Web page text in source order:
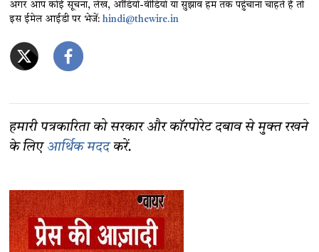
अगर आप कोई सूचना, लेख, ऑडियो-वीडियो या सुझाव हम तक पहुंचाना चाहते हैं तो
इस ईमेल आईडी पर भेजें:hindi@thewire.in
हमारी पत्रकारिता को सरकार और कॉरपोरेट दबाव से मुक्त रखने
के लिए आर्थिक मददकरें.